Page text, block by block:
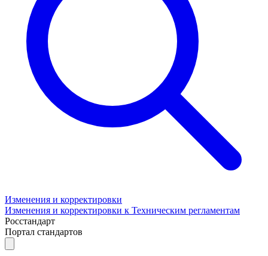
Изменения и корректировки
Изменения и корректировки к Техническим регламентам
Росстандарт
Портал стандартов